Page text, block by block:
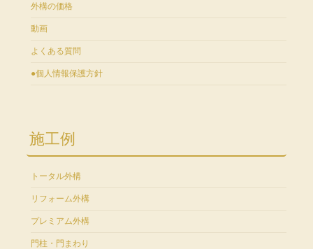
外構の価格
動画
よくある質問
●個人情報保護方針
施工例
トータル外構
リフォーム外構
プレミアム外構
門柱・門まわり